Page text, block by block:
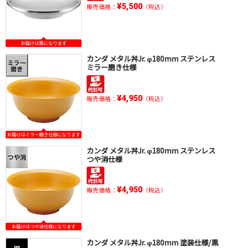
お届けは黒になります
販売価格： ¥5,500（税込）
お届けはミラー磨き仕様になります
カンダ メタル丼Jr. φ180mm ステンレス
ミラー磨き仕様
販売価格： ¥4,950（税込）
お届けはつや消仕様になります
カンダ メタル丼Jr. φ180mm ステンレス
つや消仕様
販売価格： ¥4,950（税込）
カンダ メタル丼Jr. φ180mm 塗装仕様/黒